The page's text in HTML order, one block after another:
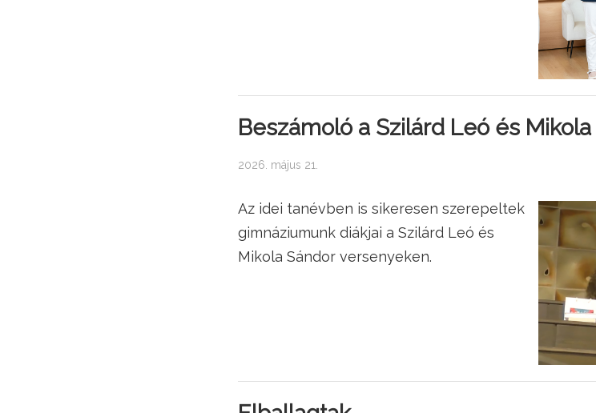
Beszámoló a Szilárd Leó és
2026. május 21.
Az idei tanévben is sikeresen szerepeltek
gimnáziumunk diákjai a Szilárd Leó és
Mikola Sándor versenyeken.